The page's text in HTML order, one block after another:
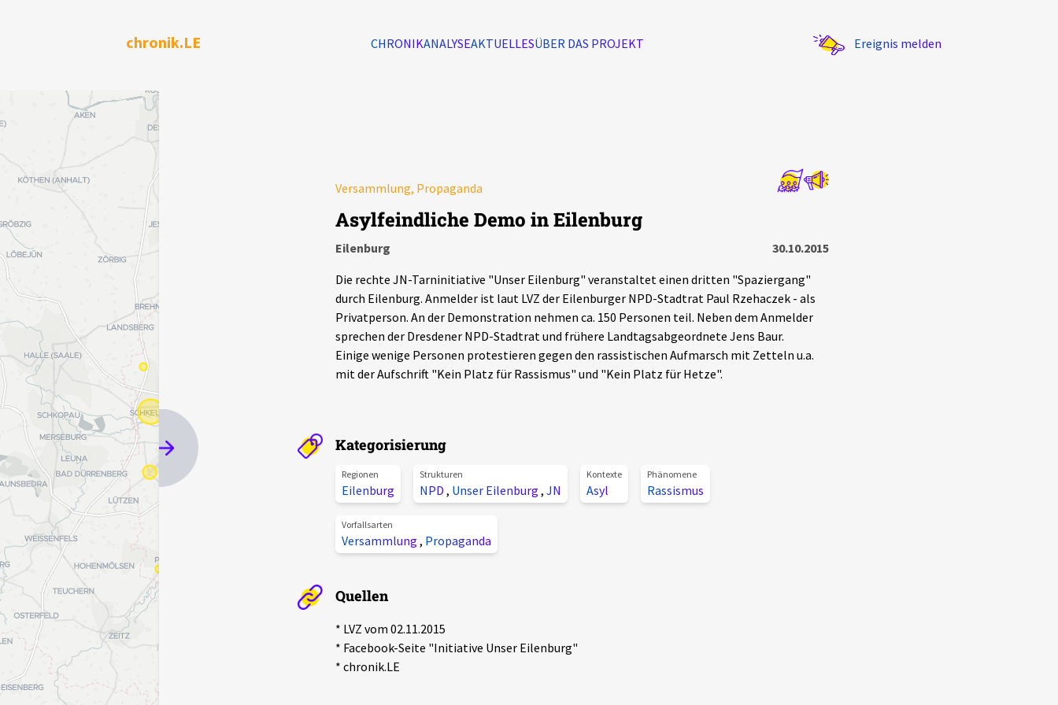
chronik.LE CHRONIKANALYSEAKTUELLESÜBER DAS PROJEKT Ereignis melden
Versammlung, Propaganda
Asylfeindliche Demo in Eilenburg
Eilenburg
30.10.2015
Die rechte JN-Tarninitiative "Unser Eilenburg" veranstaltet einen dritten "Spaziergang"
durch Eilenburg. Anmelder ist laut LVZ der Eilenburger NPD-Stadtrat Paul Rzehaczek - als
Privatperson. An der Demonstration nehmen ca. 150 Personen teil. Neben dem Anmelder
sprechen der Dresdener NPD-Stadtrat und frühere Landtagsabgeordnete Jens Baur.
Einige wenige Personen protestieren gegen den rassistischen Aufmarsch mit Zetteln u.a.
mit der Aufschrift "Kein Platz für Rassismus" und "Kein Platz für Hetze".
Kategorisierung
Regionen
Eilenburg
Strukturen
NPD , Unser Eilenburg , JN
Kontexte
Asyl
Phänomene
Rassismus
Vorfallsarten
Versammlung , Propaganda
Quellen
* LVZ vom 02.11.2015
* Facebook-Seite "Initiative Unser Eilenburg"
* chronik.LE
Ereignisse Statistik